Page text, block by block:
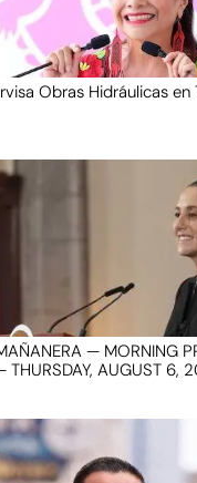
Obras Hidráulicas en
— MORNING
THURSDAY, AUGUST 6,